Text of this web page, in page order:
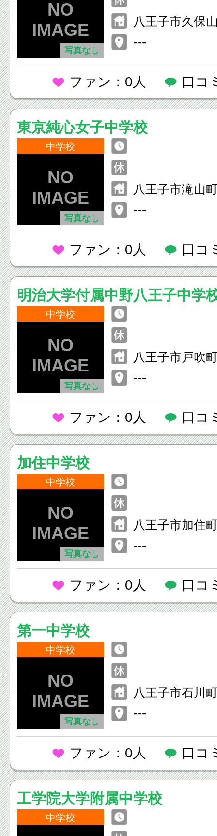
写真なし
八王子市久保
---
ファン：0人 口コ
東京純心女子中学校
中学校
写真なし
八王子市滝山
---
ファン：0人 口コ
明治大学付属中野八王子中学
中学校
写真なし
八王子市戸吹
---
ファン：0人 口コ
加住中学校
中学校
写真なし
八王子市加住
---
ファン：0人 口コ
第一中学校
中学校
写真なし
八王子市石川
---
ファン：0人 口コ
工学院大学附属中学校
中学校